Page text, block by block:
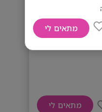
מתאים לי
מתאים לי